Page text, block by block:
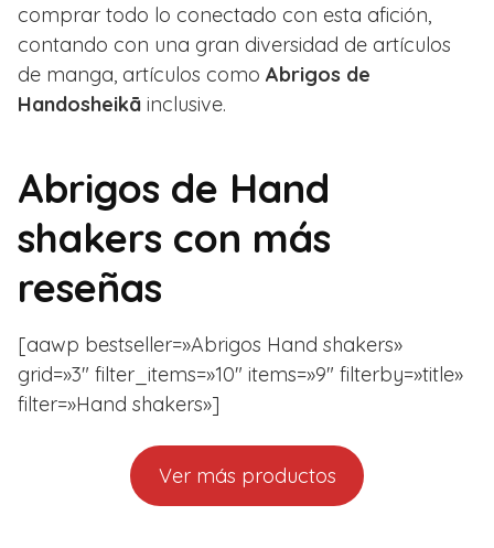
comprar todo lo conectado con esta afición,
contando con una gran diversidad de artículos
de manga, artículos como Abrigos de
Handosheikā inclusive.
Abrigos de Hand
shakers con más
reseñas
[aawp bestseller=»Abrigos Hand shakers»
grid=»3″ filter_items=»10″ items=»9″ filterby=»title»
filter=»Hand shakers»]
Ver más productos